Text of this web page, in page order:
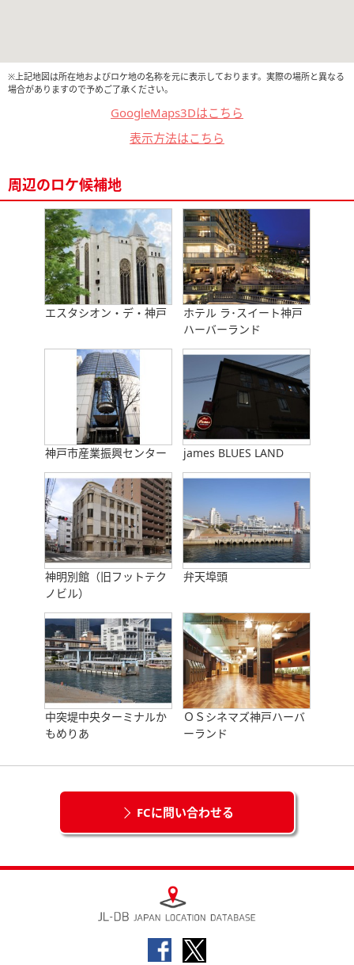
※上記地図は所在地およびロケ地の名称を元に表示しております。実際の場所と異なる
場合がありますので予めご了承ください。
GoogleMaps3Dはこちら
表示方法はこちら
周辺のロケ候補地
エスタシオン・デ・神戸
ホテル ラ･スイート神戸
ハーバーランド
神戸市産業振興センター james BLUES LAND
神明別館（旧フットテク
ノビル）
弁天埠頭
中突堤中央ターミナルか
もめりあ
ＯＳシネマズ神戸ハーバ
ーランド
FCに問い合わせる